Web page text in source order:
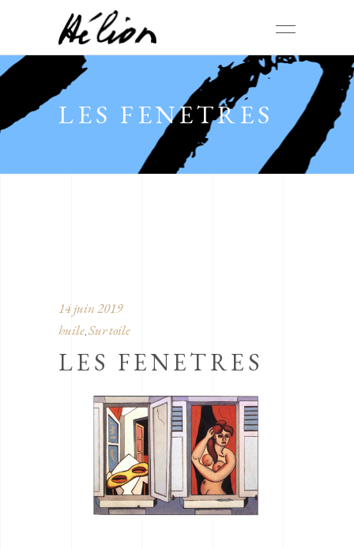
LES FENETRES
14 juin 2019
huile, Sur toile
LES FENETRES